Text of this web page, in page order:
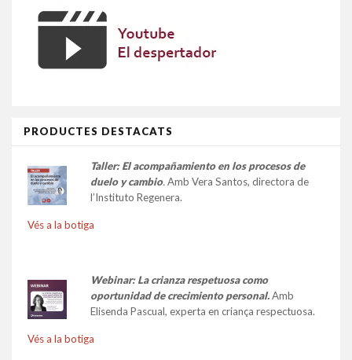
PRODUCTES DESTACATS
Taller: El acompañamiento en los procesos de
duelo y cambio.Amb Vera Santos, directora de
l’Instituto Regenera.
Vés a la botiga
Webinar: La crianza respetuosa como
oportunidad de crecimiento personal.Amb
Elisenda Pascual, experta en criança respectuosa.
Vés a la botiga